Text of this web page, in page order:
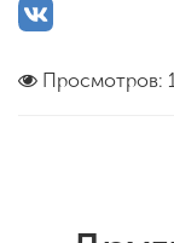
Просмотров: